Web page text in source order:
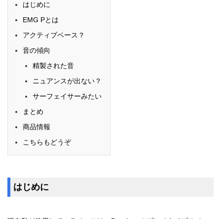
はじめに
EMG Pとは
アクティブベース？
音の傾向
精製された音
ニュアンスが出ない？
サーフェイサーみたい
まとめ
商品情報
こちらもどうぞ
はじめに